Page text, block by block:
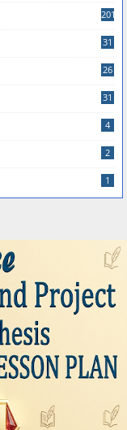
201
31
26
31
4
2
1